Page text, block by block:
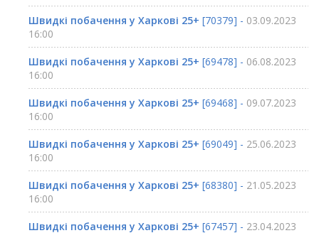
Швидкі побачення у Харкові 25+ [70379] - 03.09.2023
16:00
Швидкі побачення у Харкові 25+ [69478] - 06.08.2023
16:00
Швидкі побачення у Харкові 25+ [69468] - 09.07.2023
16:00
Швидкі побачення у Харкові 25+ [69049] - 25.06.2023
16:00
Швидкі побачення у Харкові 25+ [68380] - 21.05.2023
16:00
Швидкі побачення у Харкові 25+ [67457] - 23.04.2023